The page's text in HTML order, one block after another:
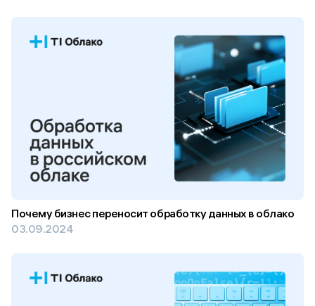
Почему бизнес переносит обработку данных в облако
03.09.2024